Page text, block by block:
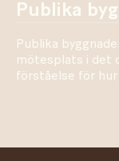
publika
Publika
mötesplats i det
förståelse för